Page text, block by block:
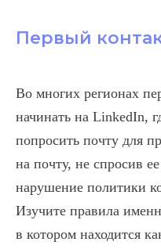
Первый
Во многих регионах
начинать на LinkedIn,
попросить почту для
на почту, не спросив
нарушение политики
Изучите правила
в котором находится